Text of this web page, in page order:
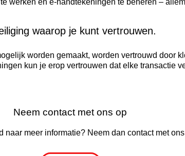
werken en e-handtekeningen te beheren –
waarop je kunt vertrouwen.
worden gemaakt, worden vertrouwd door
kun je erop vertrouwen dat elke transactie
Neem contact met ons op
naar meer informatie? Neem dan contact met